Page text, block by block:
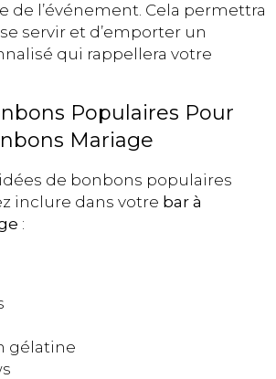
de l’événement. Cela permettra
servir et d’emporter un
qui rappellera votre
Populaires Pour
Mariage
de bonbons populaires
inclure dans votre bar à
:
gélatine